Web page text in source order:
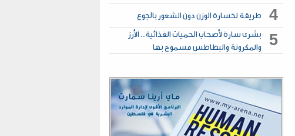
4 طريقة لخسارة الوزن دون الشعور بالجوع
5
بشرى سارة لأصحاب الحميات الغذائية.. الأرز
والمكرونة والبطاطس مسموح بها